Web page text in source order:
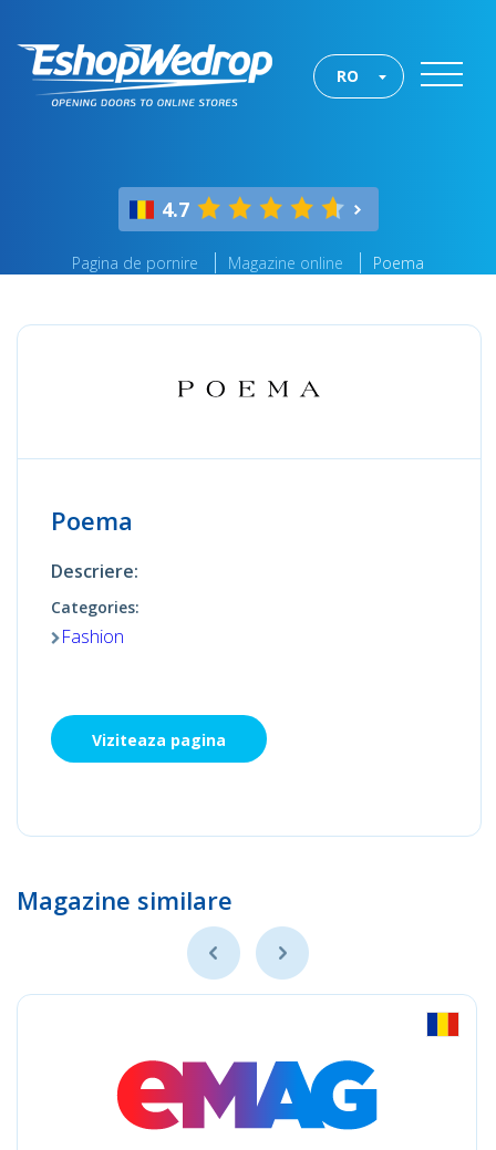
RO
4.7
Pagina de pornire Magazine online Poema
Poema
Descriere:
Categories:
Fashion
Viziteaza pagina
Magazine similare